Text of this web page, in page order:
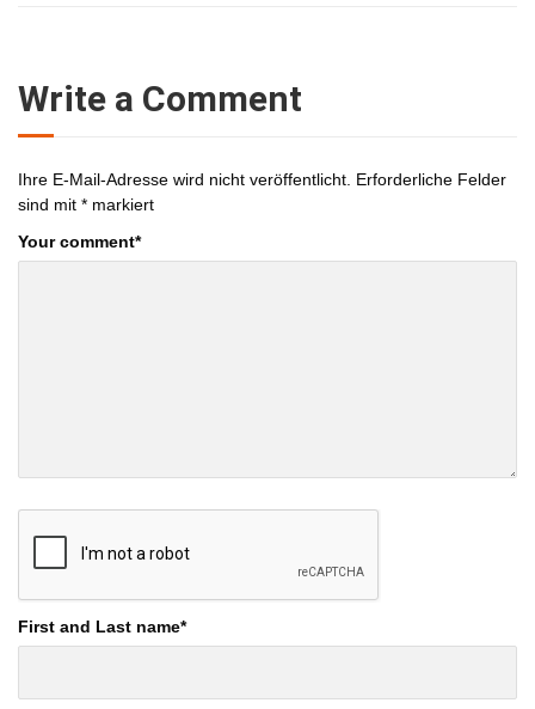
Write a Comment
Ihre E-Mail-Adresse wird nicht veröffentlicht. Erforderliche Felder
sind mit * markiert
Your comment*
First and Last name*